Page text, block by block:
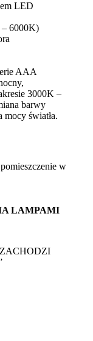
LED
– 6000K)
AAA
3000K –
barwy
mocy światła.
w
LAMPAMI